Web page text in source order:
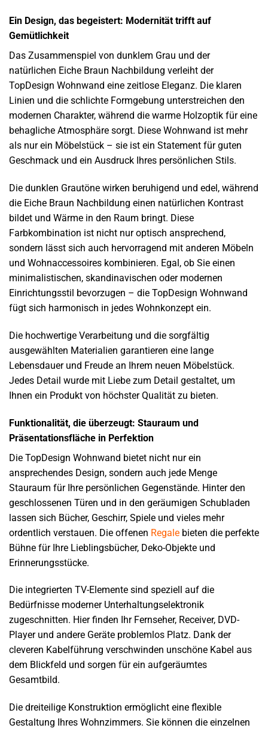
Ein Design, das begeistert: Modernität trifft auf
Gemütlichkeit
Das Zusammenspiel von dunklem Grau und der
natürlichen Eiche Braun Nachbildung verleiht der
TopDesign Wohnwand eine zeitlose Eleganz. Die klaren
Linien und die schlichte Formgebung unterstreichen den
modernen Charakter, während die warme Holzoptik für eine
behagliche Atmosphäre sorgt. Diese Wohnwand ist mehr
als nur ein Möbelstück – sie ist ein Statement für guten
Geschmack und ein Ausdruck Ihres persönlichen Stils.
Die dunklen Grautöne wirken beruhigend und edel, während
die Eiche Braun Nachbildung einen natürlichen Kontrast
bildet und Wärme in den Raum bringt. Diese
Farbkombination ist nicht nur optisch ansprechend,
sondern lässt sich auch hervorragend mit anderen Möbeln
und Wohnaccessoires kombinieren. Egal, ob Sie einen
minimalistischen, skandinavischen oder modernen
Einrichtungsstil bevorzugen – die TopDesign Wohnwand
fügt sich harmonisch in jedes Wohnkonzept ein.
Die hochwertige Verarbeitung und die sorgfältig
ausgewählten Materialien garantieren eine lange
Lebensdauer und Freude an Ihrem neuen Möbelstück.
Jedes Detail wurde mit Liebe zum Detail gestaltet, um
Ihnen ein Produkt von höchster Qualität zu bieten.
Funktionalität, die überzeugt: Stauraum und
Präsentationsfläche in Perfektion
Die TopDesign Wohnwand bietet nicht nur ein
ansprechendes Design, sondern auch jede Menge
Stauraum für Ihre persönlichen Gegenstände. Hinter den
geschlossenen Türen und in den geräumigen Schubladen
lassen sich Bücher, Geschirr, Spiele und vieles mehr
ordentlich verstauen. Die offenen Regale bieten die perfekte
Bühne für Ihre Lieblingsbücher, Deko-Objekte und
Erinnerungsstücke.
Die integrierten TV-Elemente sind speziell auf die
Bedürfnisse moderner Unterhaltungselektronik
zugeschnitten. Hier finden Ihr Fernseher, Receiver, DVD-
Player und andere Geräte problemlos Platz. Dank der
cleveren Kabelführung verschwinden unschöne Kabel aus
dem Blickfeld und sorgen für ein aufgeräumtes
Gesamtbild.
Die dreiteilige Konstruktion ermöglicht eine flexible
Gestaltung Ihres Wohnzimmers. Sie können die einzelnen